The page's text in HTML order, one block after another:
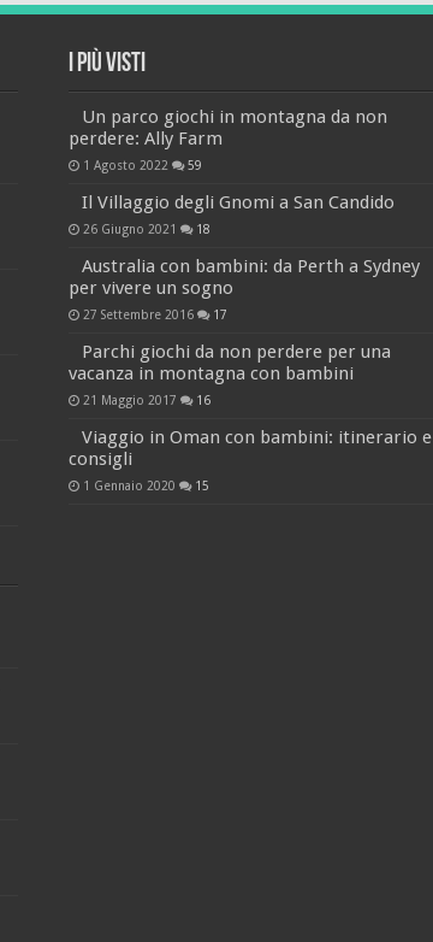
I più visti
Un parco giochi in montagna da non
perdere: Ally Farm
1 Agosto 2022 59
Il Villaggio degli Gnomi a San Candido
26 Giugno 2021 18
Australia con bambini: da Perth a Sydney
per vivere un sogno
27 Settembre 2016 17
Parchi giochi da non perdere per una
vacanza in montagna con bambini
21 Maggio 2017 16
Viaggio in Oman con bambini: itinerario e
consigli
1 Gennaio 2020 15